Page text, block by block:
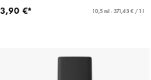
3,90 €*
10,5 ml - 371,43 € / 1 l